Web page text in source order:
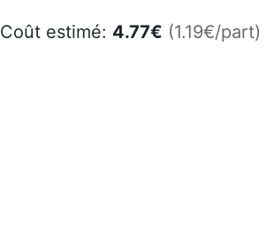
Coût estimé: 4.77€ (1.19€/part)